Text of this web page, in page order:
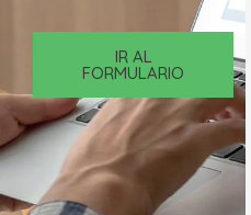
IR AL
FORMULARIO